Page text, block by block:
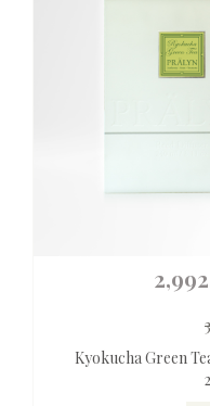
Kyokucha Green